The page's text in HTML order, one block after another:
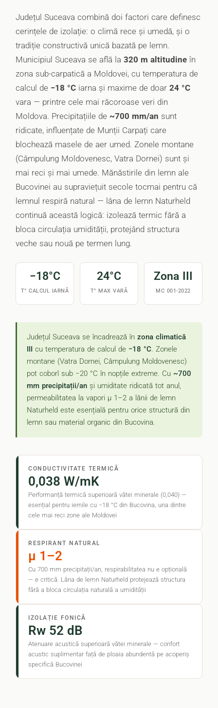
Județul Suceava combină doi factori care definesc
cerințele de izolație: o climă rece și umedă, și o
tradiție constructivă unică bazată pe lemn.
Municipiul Suceava se află la 320 m altitudine în
zona sub-carpatică a Moldovei, cu temperatura de
calcul de −18 °C iarna și maxime de doar 24 °C
vara — printre cele mai răcoroase veri din
Moldova. Precipitațiile de ~700 mm/an sunt
ridicate, influențate de Munții Carpați care
blochează masele de aer umed. Zonele montane
(Câmpulung Moldovenesc, Vatra Dornei) sunt și
mai reci și mai umede. Mănăstirile din lemn ale
Bucovinei au supraviețuit secole tocmai pentru că
lemnul respiră natural — lâna de lemn Naturheld
continuă această logică: izolează termic fără a
bloca circulația umidității, protejând structura
veche sau nouă pe termen lung.
−18°C
T° CALCUL IARNĂ
24°C
T° MAX VARĂ
Zona III
MC 001-2022
Județul Suceava se încadrează în zona climatică
III cu temperatura de calcul de −18 °C. Zonele
montane (Vatra Dornei, Câmpulung Moldovenesc)
pot coborî sub −20 °C în nopțile extreme. Cu ~700
mm precipitații/an și umiditate ridicată tot anul,
permeabilitatea la vapori μ 1–2 a lânii de lemn
Naturheld este esențială pentru orice structură din
lemn sau material organic din Bucovina.
CONDUCTIVITATE TERMICĂ
0,038 W/mK
Performanță termică superioară vătei minerale (0,040) —
esențial pentru iernile cu −18 °C din Bucovina, una dintre
cele mai reci zone ale Moldovei
RESPIRANT NATURAL
μ 1–2
Cu 700 mm precipitații/an, respirabilitatea nu e opțională
— e critică. Lâna de lemn Naturheld protejează structura
fără a bloca circulația naturală a umidității
IZOLAȚIE FONICĂ
Rw 52 dB
Atenuare acustică superioară vătei minerale — confort
acustic suplimentar față de ploaia abundentă pe acoperiș
specifică Bucovinei